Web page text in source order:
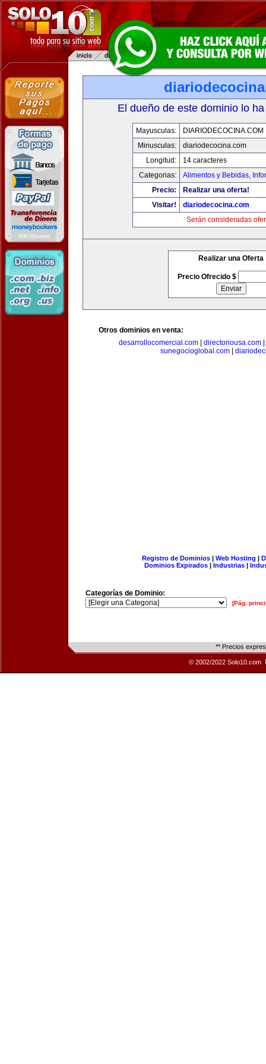
El dueño de este dominio lo
Mayusculas:
DIARIODECOCINA.COM
Minusculas:
diariodecocina.com
Longitud:
14 caracteres
Categorias:
Alimentos y Bebidas,
Precio:
Realizar una oferta!
Visitar!
diariodecocina.com
Serán consideradas
Realizar una Oferta
Precio Ofrecido $
Otros dominios en venta:
desarrollocomercial.com
directoriousa.com
sunegocioglobal.com|
Registro de Dominios| Web Hosting |
Dominios Expirados | Industrias |
Categorías de Dominio:
[Pág.
** Precios
© 2002/2022 Solo10.com